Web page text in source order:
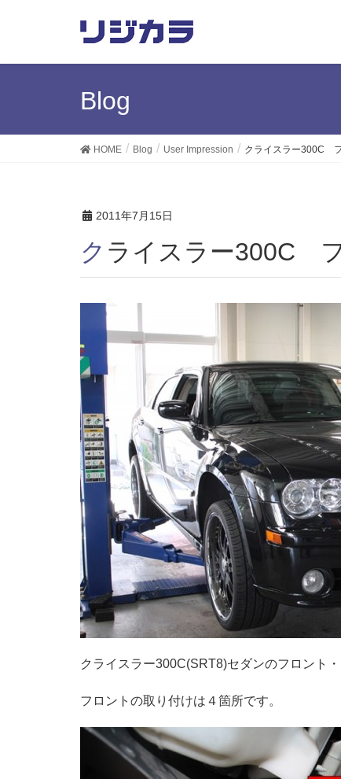
Blog
HOME Blog User Impression クライスラー300C
2011年7月15日
クライスラー300C
クライスラー300C(SRT8)セダンのフロント・
フロントの取り付けは４箇所です。